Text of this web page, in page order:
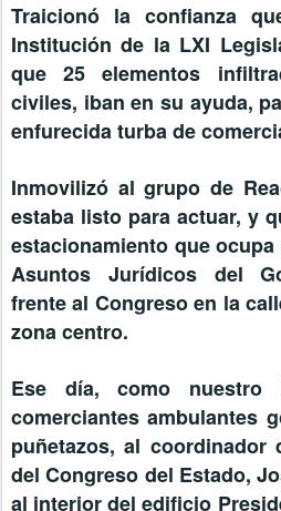
Traicionó la confianza
Institución de la LXI
que 25 elementos
civiles, iban en su ayuda,
enfurecida turba de
Inmovilizó al grupo de
estaba listo para actuar, y
estacionamiento que
Asuntos Jurídicos del
frente al Congreso en la
zona centro.
Ese día, como nuestro
comerciantes ambulantes
puñetazos, al coordinador
del Congreso del Estado,
al interior del edificio